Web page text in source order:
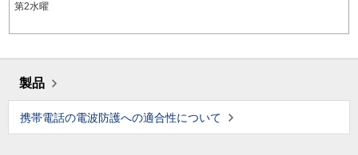
第2水曜
製品
携帯電話の電波防護への適合性について